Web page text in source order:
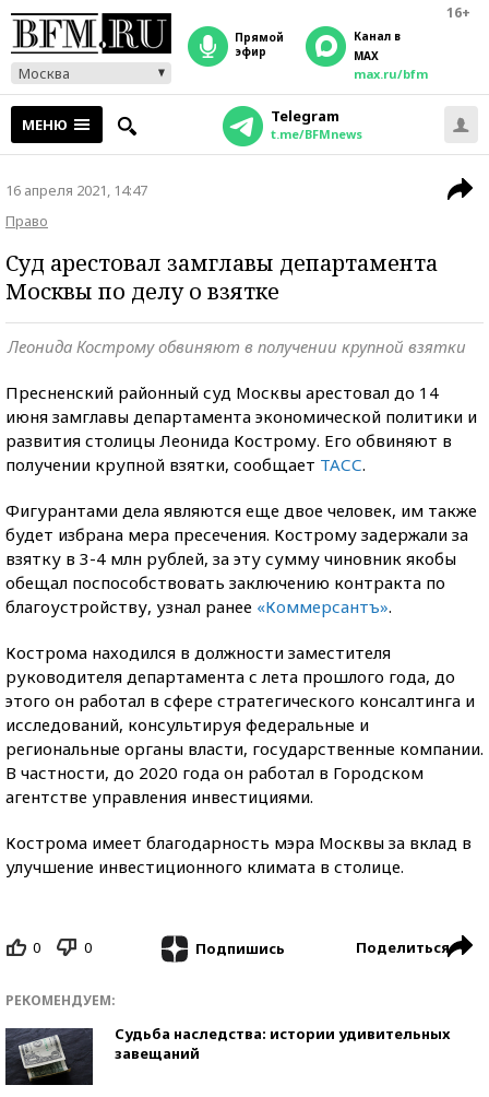
16+
Москва
прямой
эфир
Канал в
MAX
max.ru/bfm
МЕНЮ Telegram
t.me/BFMnews
16 апреля 2021, 14:47
Право
Суд арестовал замглавы департамента
Москвы по делу о взятке
Леонида Кострому обвиняют в получении крупной взятки
Пресненский районный суд Москвы арестовал до 14
июня замглавы департамента экономической политики и
развития столицы Леонида Кострому. Его обвиняют в
получении крупной взятки, сообщает ТАСС.
Фигурантами дела являются еще двое человек, им также
будет избрана мера пресечения. Кострому задержали за
взятку в 3-4 млн рублей, за эту сумму чиновник якобы
обещал поспособствовать заключению контракта по
благоустройству, узнал ранее «Коммерсантъ».
Кострома находился в должности заместителя
руководителя департамента с лета прошлого года, до
этого он работал в сфере стратегического консалтинга и
исследований, консультируя федеральные и
региональные органы власти, государственные компании.
В частности, до 2020 года он работал в Городском
агентстве управления инвестициями.
Кострома имеет благодарность мэра Москвы за вклад в
улучшение инвестиционного климата в столице.
0 0 Подпишись Поделиться
РЕКОМЕНДУЕМ:
Судьба наследства: истории удивительных
завещаний